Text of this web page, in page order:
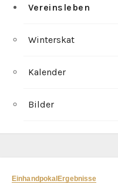
Vereinsleben
Winterskat
Kalender
Bilder
Einhandpokal Ergebnisse